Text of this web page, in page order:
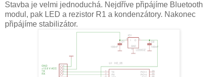
Stavba je velmi jednoduchá. Nejdříve připájíme Bluetooth
modul, pak LED a rezistor R1 a kondenzátory. Nakonec
připájíme stabilizátor.